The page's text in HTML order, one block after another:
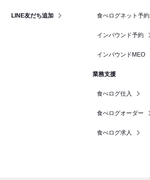
LINE友だち追加 食べログネット予約
インバウンド予約
インバウンドMEO
業務支援
食べログ仕入
食べログオーダー
食べログ求人